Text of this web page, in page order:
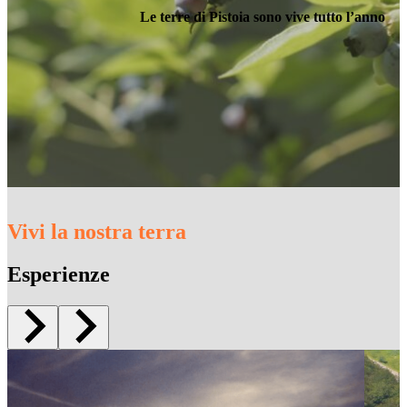
Le terre di Pistoia sono vive tutto l’anno
Vivi la nostra terra
Esperienze